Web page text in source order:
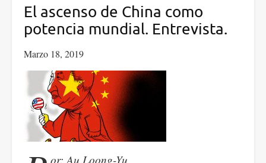
tras
la
de
Trump
para
cambiar
el
régimen
en
El ascenso de China como
potencia mundial. Entrevista.
Marzo 18, 2019
or: Au Loong-Yu